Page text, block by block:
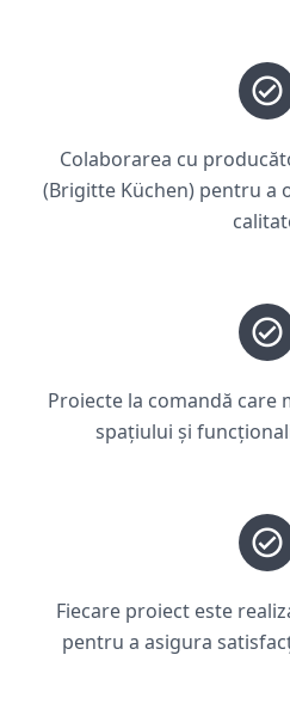
Colaborarea cu
(Brigitte Küchen) pentru a
Proiecte la comandă care
spațiului și
Fiecare proiect este
pentru a asigura